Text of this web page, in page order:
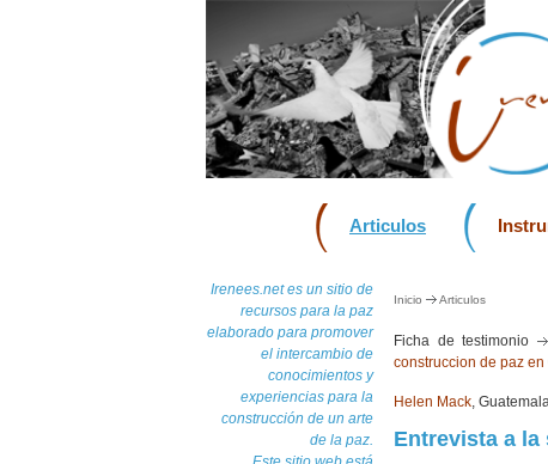
Articulos
Irenees.net es un sitio de
recursos para la paz
elaborado para promover
el intercambio de
conocimientos y
experiencias para la
construcción de un arte
de la paz.
Inicio Articulos
Ficha de testimonio
construccion de paz
Helen Mack,
Entrevista a la